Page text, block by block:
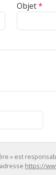
Objet*
» est
https://